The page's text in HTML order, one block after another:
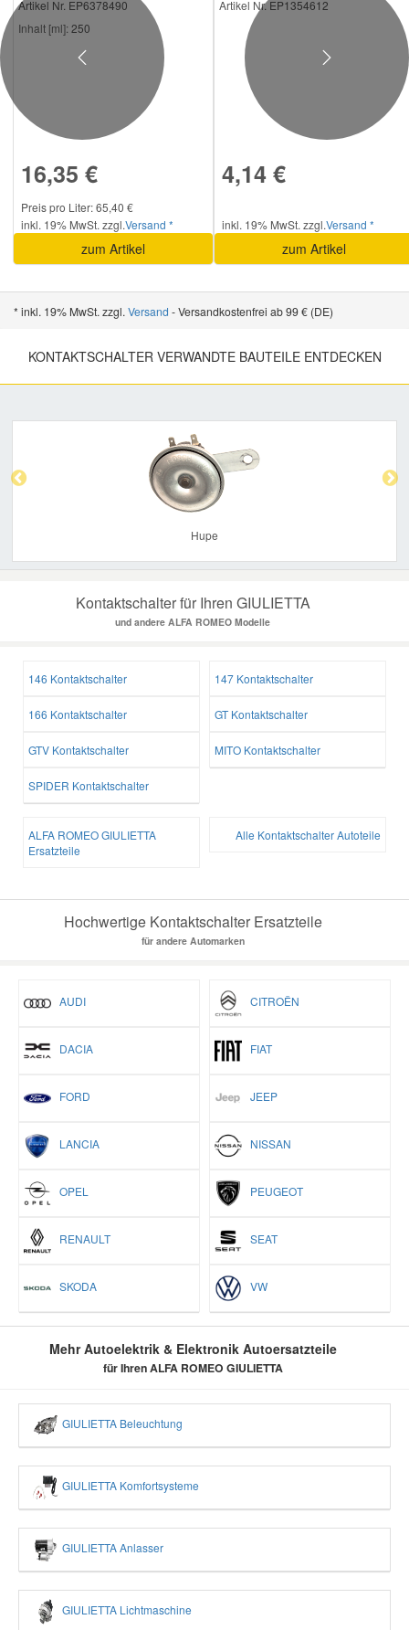
Artikel Nr. EP6378490
Inhalt [ml]: 250
16,35 €
Preis pro Liter: 65,40 €
inkl. 19% MwSt. zzgl.Versand *
zum Artikel
Artikel Nr. EP1354612
4,14 €
inkl. 19% MwSt. zzgl.Versand *
zum Artikel
Previous Next
* inkl. 19% MwSt. zzgl. Versand - Versandkostenfrei ab 99 € (DE)
KONTAKTSCHALTER VERWANDTE BAUTEILE ENTDECKEN
Hupe
Kontaktschalter für Ihren GIULIETTA
und andere ALFA ROMEO Modelle
146 Kontaktschalter 147 Kontaktschalter
166 Kontaktschalter GT Kontaktschalter
GTV Kontaktschalter MITO Kontaktschalter
SPIDER Kontaktschalter
ALFA ROMEO GIULIETTA
Ersatzteile
Alle Kontaktschalter Autoteile
Hochwertige Kontaktschalter Ersatzteile
für andere Automarken
AUDI CITROËN
DACIA FIAT
FORD JEEP
LANCIA NISSAN
OPEL PEUGEOT
RENAULT SEAT
SKODA VW
Mehr Autoelektrik & Elektronik Autoersatzteile
für Ihren ALFA ROMEO GIULIETTA
GIULIETTA Beleuchtung
GIULIETTA Komfortsysteme
GIULIETTA Anlasser
GIULIETTA Lichtmaschine